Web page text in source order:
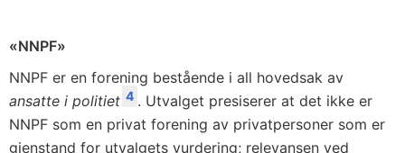
«NNPF»
NNPF er en forening bestående i all hovedsak av
ansatte i politiet 4 . Utvalget presiserer at det ikke er
NNPF som en privat forening av privatpersoner som er
gjenstand for utvalgets vurdering; relevansen ved